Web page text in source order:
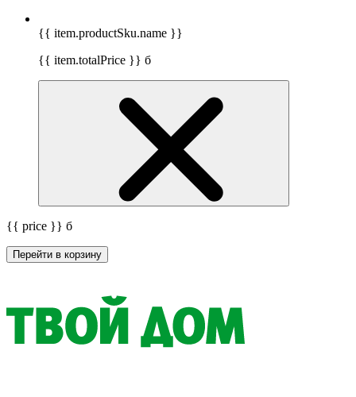
{{ item.productSku.name }}
{{ item.totalPrice }} б
{{ price }} б
Перейти в корзину